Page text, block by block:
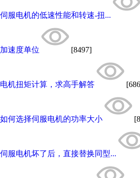
伺服电机的低速性能和转速-扭...
加速度单位 [8497]
电机扭矩计算，求高手解答
如何选择伺服电机的功率大小
伺服电机坏了后，直接替换同型...